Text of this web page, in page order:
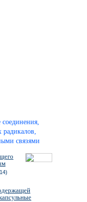
соединения,
радикалов,
связями